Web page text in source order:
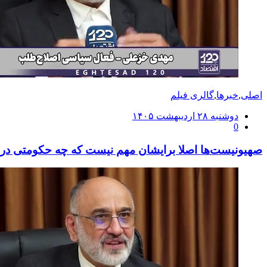
اصلی,خبرها,گالری فیلم
ارسال
شده
دوشنبه ۲۸ اردیبهشت ۱۴۰۵
0
صهیونیست‌ها اصلا برایشان مهم نیست که چه حکومتی